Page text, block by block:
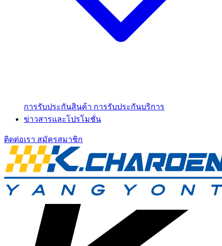
การรับประกันสินค้า การรับประกันบริการ
ข่าวสารและโปรโมชั่น
ติดต่อเรา สมัครสมาชิก